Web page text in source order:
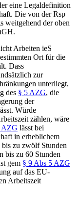
eine Legaldefinition
Die von der Rsp
weitgehend der oben
Arbeiten ieS
Ort für die
Dass
zur
unterliegt,
des § 5 AZG, die
der
Würde
zählen, wäre
AZG lässt bei
in erheblichem
zu zwölf Stunden
bis zu 60 Stunden
gem § 9 Abs 5 AZG
auf das EU-
Arbeitszeit